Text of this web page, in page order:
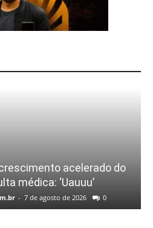
acelerado do
médica: ‘Uauuu’
- 7 de agosto de 2026 0